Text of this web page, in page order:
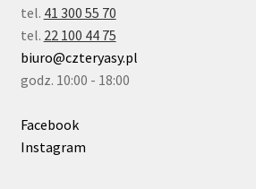
tel. 41 300 55 70
tel. 22 100 44 75
biuro@czteryasy.pl
godz. 10:00 - 18:00
Facebook
Instagram